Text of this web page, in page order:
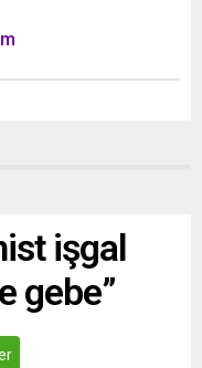
işgal
gebe”